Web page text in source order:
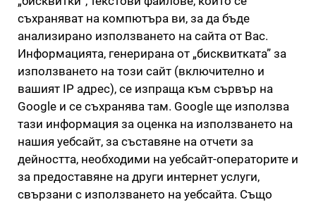
съхраняват на компютъра ви, за да бъде
анализирано използването на сайта от Вас.
Информацията, генерирана от „бисквитката” за
използването на този сайт (включително и
вашият IP адрес), се изпраща към сървър на
Google и се съхранява там. Google ще използва
тази информация за оценка на използването на
нашия уебсайт, за съставяне на отчети за
дейността, необходими на уебсайт-операторите и
за предоставяне на други интернет услуги,
свързани с използването на уебсайта. Също